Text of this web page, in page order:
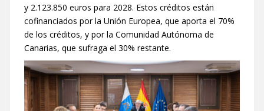
y 2.123.850 euros para 2028. Estos créditos están
cofinanciados por la Unión Europea, que aporta el 70%
de los créditos, y por la Comunidad Autónoma de
Canarias, que sufraga el 30% restante.